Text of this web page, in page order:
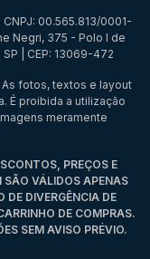
00.565.813/0001-
Negri, 375 - Polo I de
| CEP: 13069-472
As fotos, textos e layout
É proibida a utilização
meramente
PREÇOS E
VÁLIDOS APENAS
DE DIVERGÊNCIA DE
DE COMPRAS.
SEM AVISO PRÉVIO.